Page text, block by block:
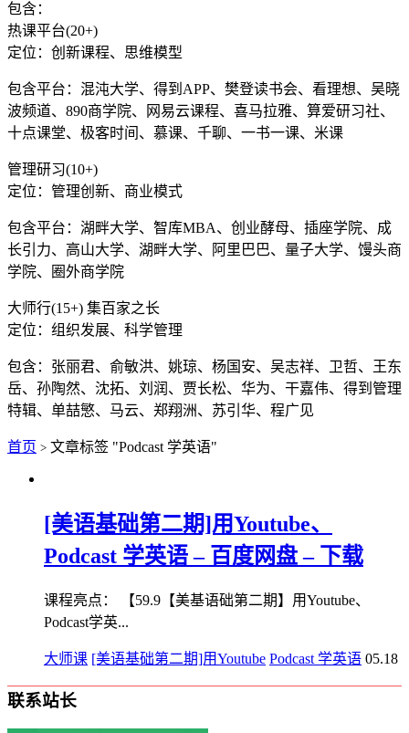
包含：
热课平台(20+)
定位：创新课程、思维模型
包含平台：混沌大学、得到APP、樊登读书会、看理想、吴晓
波频道、890商学院、网易云课程、喜马拉雅、算爱研习社、
十点课堂、极客时间、慕课、千聊、一书一课、米课
管理研习(10+)
定位：管理创新、商业模式
包含平台：湖畔大学、智库MBA、创业酵母、插座学院、成
长引力、高山大学、湖畔大学、阿里巴巴、量子大学、馒头商
学院、圈外商学院
大师行(15+) 集百家之长
定位：组织发展、科学管理
包含：张丽君、俞敏洪、姚琼、杨国安、吴志祥、卫哲、王东
岳、孙陶然、沈拓、刘润、贾长松、华为、干嘉伟、得到管理
特辑、单喆慜、马云、郑翔洲、苏引华、程广见
首页 > 文章标签 "Podcast 学英语"
[美语基础第二期]用Youtube、
Podcast 学英语 – 百度网盘 – 下载
课程亮点： 【59.9【美基语‬础第二期】用Youtube、
Podcast学英...
大师课 [美语基础第二期]用Youtube Podcast 学英语 05.18
联系站长